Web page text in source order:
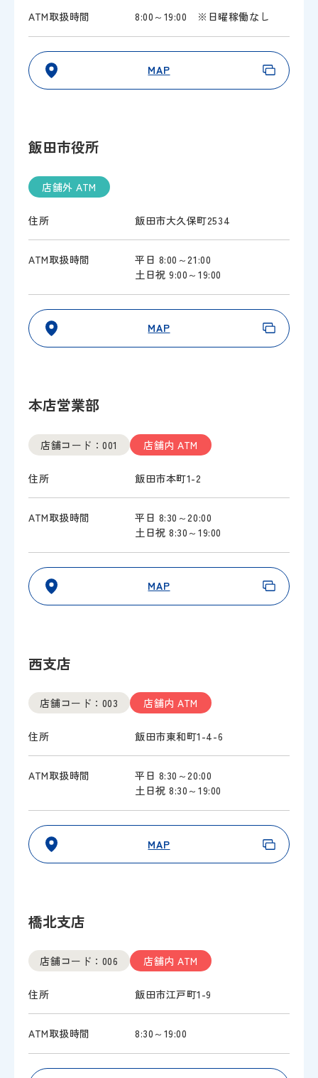
ATM取扱時間 8:00～19:00 ※日曜稼働なし
MAP
飯田市役所
店舗外 ATM
住所 飯田市大久保町2534
ATM取扱時間
平日 8:00～21:00
土日祝 9:00～19:00
MAP
本店営業部
店舗コード：001 店舗内 ATM
住所 飯田市本町1-2
ATM取扱時間
平日 8:30～20:00
土日祝 8:30～19:00
MAP
西支店
店舗コード：003 店舗内 ATM
住所 飯田市東和町1-4-6
ATM取扱時間
平日 8:30～20:00
土日祝 8:30～19:00
MAP
橋北支店
店舗コード：006 店舗内 ATM
住所 飯田市江戸町1-9
ATM取扱時間 8:30～19:00